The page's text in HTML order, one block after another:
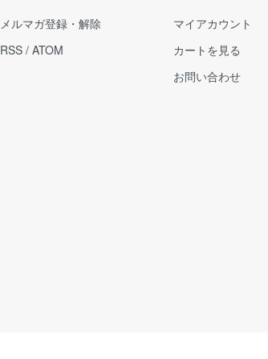
メルマガ登録・解除
RSS / ATOM
マイアカウント
カートを見る
お問い合わせ